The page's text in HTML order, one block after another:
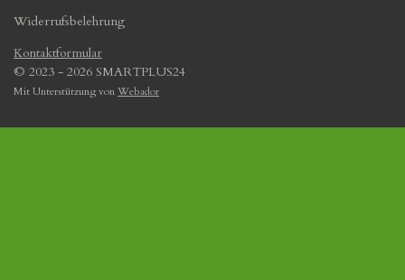
Widerrufsbelehrung
Kontaktformular
© 2023 - 2026 SMARTPLUS24
Mit Unterstützung vonWebador